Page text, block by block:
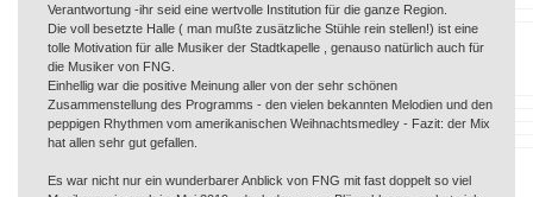
Verantwortung -ihr seid eine wertvolle Institution für die ganze Region.
Die voll besetzte Halle ( man mußte zusätzliche Stühle rein stellen!) ist eine
tolle Motivation für alle Musiker der Stadtkapelle , genauso natürlich auch für
die Musiker von FNG.
Einhellig war die positive Meinung aller von der sehr schönen
Zusammenstellung des Programms - den vielen bekannten Melodien und den
peppigen Rhythmen vom amerikanischen Weihnachtsmedley - Fazit: der Mix
hat allen sehr gut gefallen.
Es war nicht nur ein wunderbarer Anblick von FNG mit fast doppelt so viel